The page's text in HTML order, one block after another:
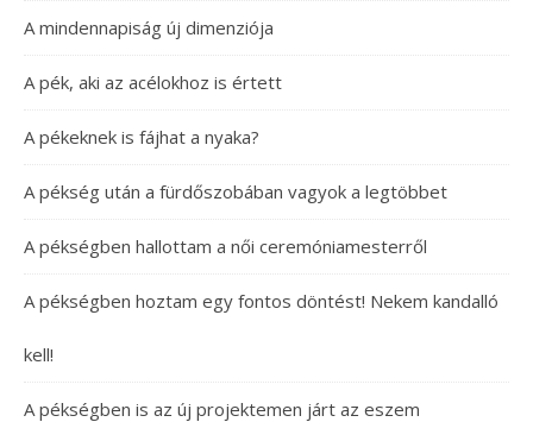
A mindennapiság új dimenziója
A pék, aki az acélokhoz is értett
A pékeknek is fájhat a nyaka?
A pékség után a fürdőszobában vagyok a legtöbbet
A pékségben hallottam a női ceremóniamesterről
A pékségben hoztam egy fontos döntést! Nekem kandalló
kell!
A pékségben is az új projektemen járt az eszem